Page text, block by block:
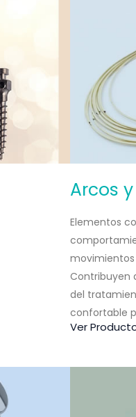
Arcos
Elementos
movimientos
Contribuyen
del
confortable
Ver